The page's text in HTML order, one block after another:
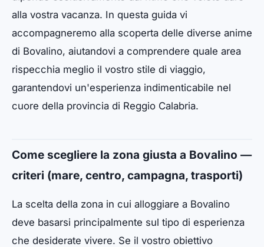
alla vostra vacanza. In questa guida vi
accompagneremo alla scoperta delle diverse anime
di Bovalino, aiutandovi a comprendere quale area
rispecchia meglio il vostro stile di viaggio,
garantendovi un'esperienza indimenticabile nel
cuore della provincia di Reggio Calabria.
Come scegliere la zona giusta a Bovalino —
criteri (mare, centro, campagna, trasporti)
La scelta della zona in cui alloggiare a Bovalino
deve basarsi principalmente sul tipo di esperienza
che desiderate vivere. Se il vostro obiettivo